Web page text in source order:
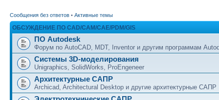
Сообщения без ответов • Активные темы
ОБСУЖДЕНИЕ ПО CAD/CAM/CAE/PDM/GIS
ПО Autodesk
Форум по AutoCAD, MDT, Inventor и другим программам
Системы 3D-моделирования
Unigraphics, SolidWorks, ProEngeneer
Архитектурные САПР
Archicad, Architectural Desktop и другие архитектурные САПР